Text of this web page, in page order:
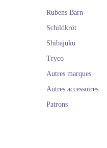
vous voulez enRubens Barn
Schildkröt
Shibajuku
Tryco
Autres marques
Autres accessoires
Patrons